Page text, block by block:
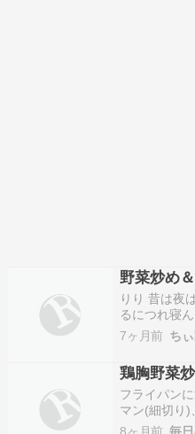
野菜炒め
りり 昔は夜
るにつれ寝
ちと一緒に
りちゃんが
てね不思議
を待つよう
ぐりち…
7ヶ月前 ち
鶏胸野菜
フライパン
マン(細切り)
り、片栗粉